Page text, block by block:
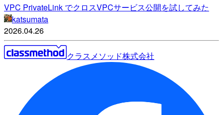
VPC PrivateLink でクロスVPCサービス公開を試してみた
katsumata
2026.04.26
クラスメソッド株式会社